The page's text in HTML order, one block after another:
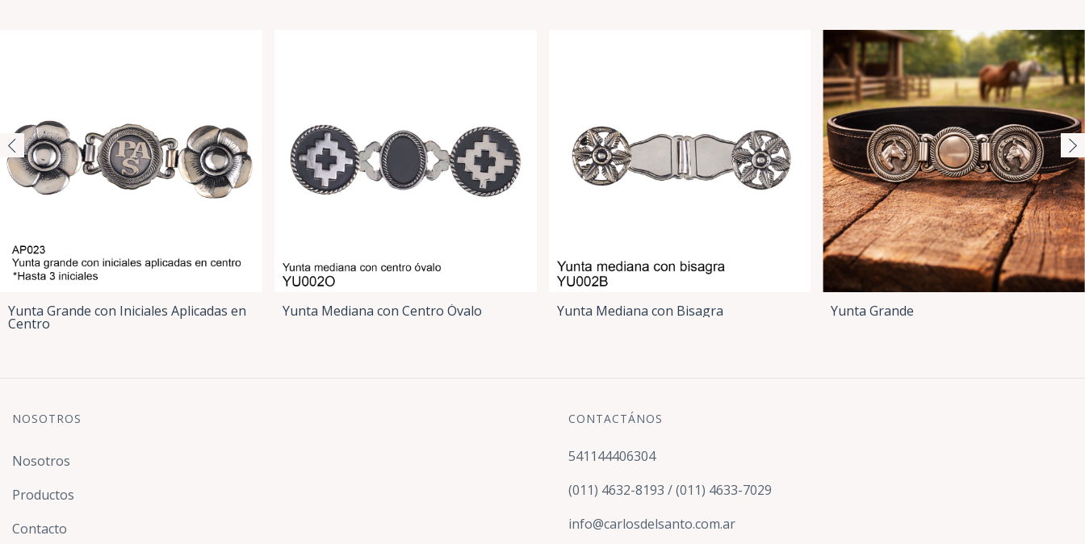
Yunta Grande con Iniciales Aplicadas en
Centro
Yunta Mediana con Centro Óvalo Yunta Mediana con Bisagra Yunta Grande
NOSOTROS
Nosotros
Productos
Contacto
CONTACTÁNOS
541144406304
(011) 4632-8193 / (011) 4633-7029
info@carlosdelsanto.com.ar